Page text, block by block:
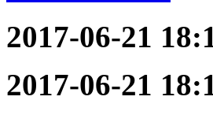
2017-06-21
2017-06-21